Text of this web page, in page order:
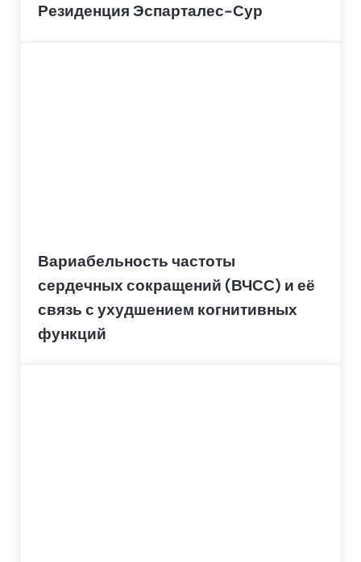
Резиденция Эспарталес-Сур
Вариабельность частоты
сердечных сокращений (ВЧСС) и её
связь с ухудшением когнитивных
функций